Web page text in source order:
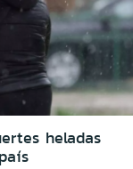
heladas